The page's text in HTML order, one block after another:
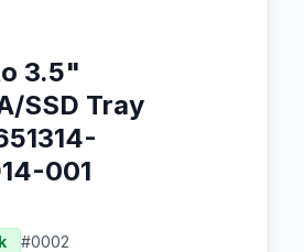
3.5"
SSD Tray
001
#0002